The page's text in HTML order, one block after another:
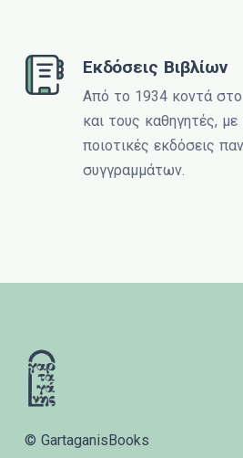
Εκδόσεις Βιβλίων
Από το 1934 κοντά στο
και τους καθηγητές,
ποιοτικές εκδόσεις
συγγραμμάτων.
© GartaganisBooks